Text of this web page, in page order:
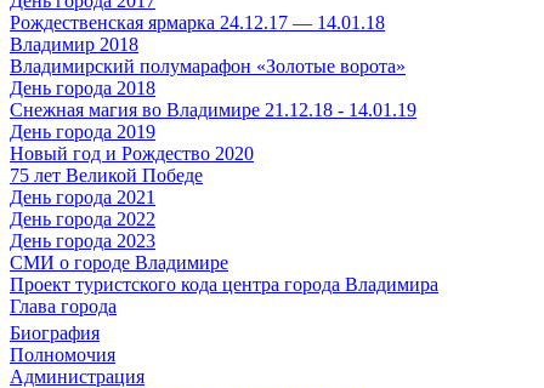
Рождественская ярмарка 24.12.17 — 14.01.18
Владимир 2018
Владимирский полумарафон «Золотые ворота»
День города 2018
Снежная магия во Владимире 21.12.18 - 14.01.19
День города 2019
Новый год и Рождество 2020
75 лет Великой Победе
День города 2021
День города 2022
День города 2023
СМИ о городе Владимире
Проект туристского кода центра города Владимира
Глава города
Биография
Полномочия
Администрация